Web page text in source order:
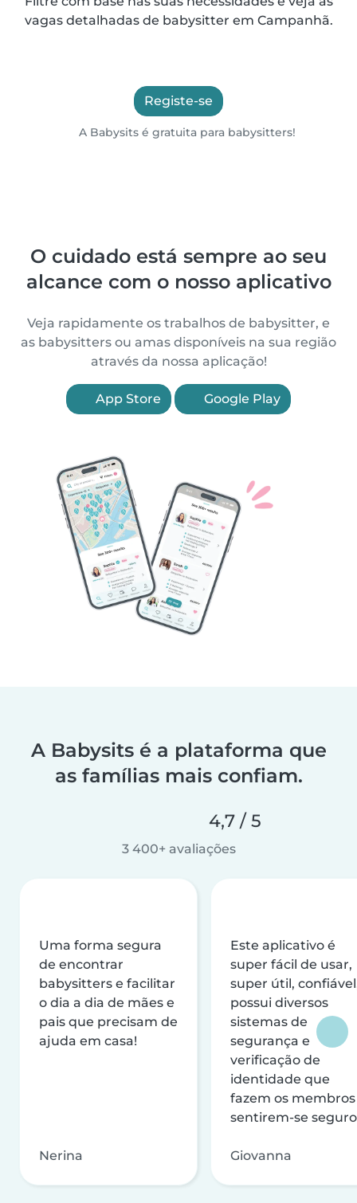
vagas detalhadas de babysitter em Campanhã.
Registe-se
A Babysits é gratuita para babysitters!
O cuidado está sempre ao seu
alcance com o nosso aplicativo
Veja rapidamente os trabalhos de babysitter, e
as babysitters ou amas disponíveis na sua região
através da nossa aplicação!
App Store Google Play
A Babysits é a plataforma que
as famílias mais confiam.
4,7 / 5
3 400+ avaliações
Uma forma segura
de encontrar
babysitters e facilitar
o dia a dia de mães e
pais que precisam de
ajuda em casa!
Nerina
Este aplicativo é
super fácil de usar,
super útil,
possui diversos
sistemas de
segurança e
verificação de
identidade que
fazem os membros
sentirem-se
Giovanna